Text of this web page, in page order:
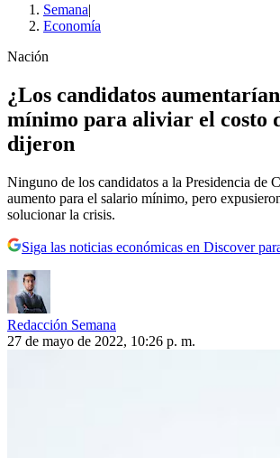
Semana|
Economía
Nación
¿Los candidatos
mínimo para aliviar el costo
dijeron
Ninguno de los candidatos a la Presidencia de
aumento para el salario mínimo, pero
solucionar la crisis.
Siga las noticias económicas en Discover
Redacción Semana
27 de mayo de 2022, 10:26 p. m.